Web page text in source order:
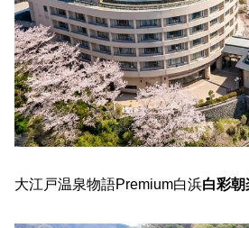
大江戸温泉物語Premium白浜白彩朝